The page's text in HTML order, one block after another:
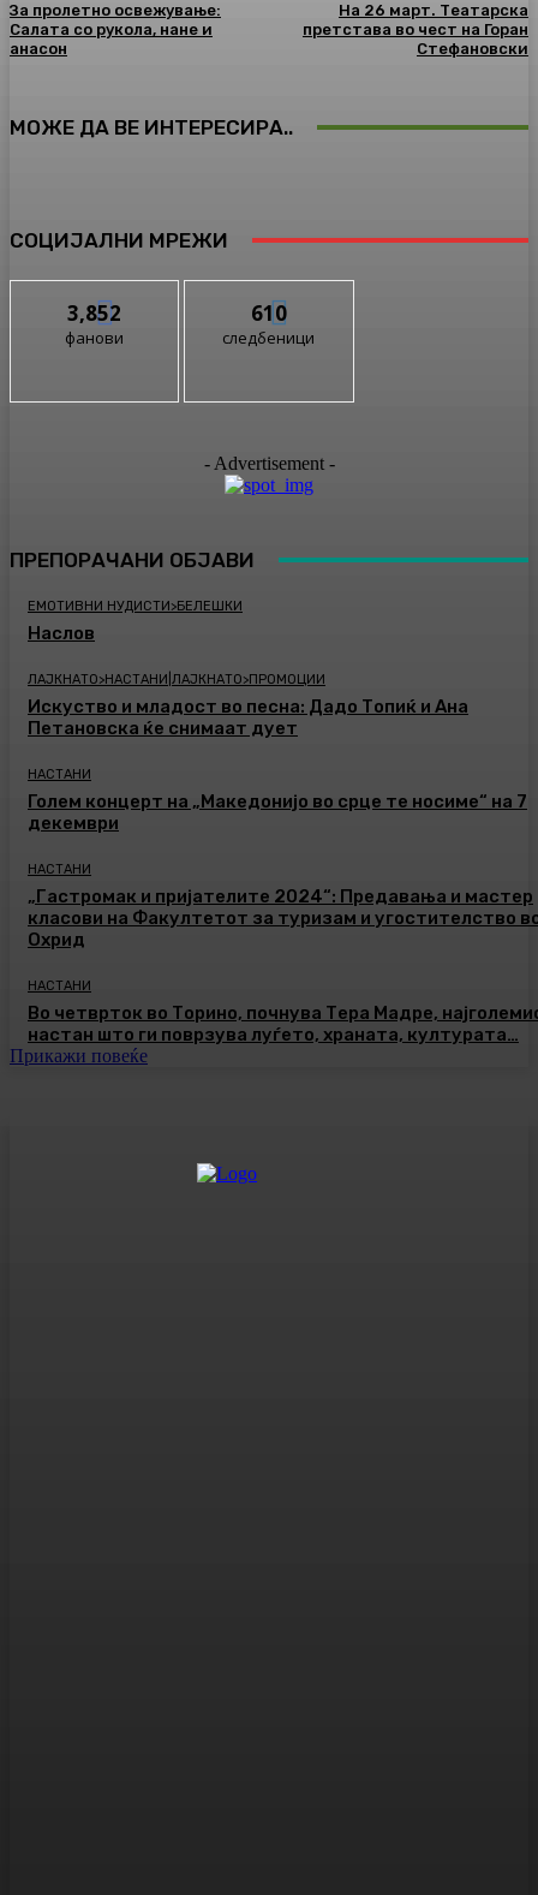
За пролетно освежување:
Салата со рукола, нане и
анасон
На 26 март. Театарска
претстава во чест на Горан
Стефановски
МОЖЕ ДА ВЕ ИНТЕРЕСИРА..
СОЦИЈАЛНИ МРЕЖИ
3,852
фанови
610
следбеници
- Advertisement -
ПРЕПОРАЧАНИ ОБЈАВИ
ЕМОТИВНИ НУДИСТИ>БЕЛЕШКИ
Наслов
ЛАЈКНАТО>НАСТАНИ|ЛАЈКНАТО>ПРОМОЦИИ
Искуство и младост во песна: Дадо Топиќ и Ана
Петановска ќе снимаат дует
НАСТАНИ
Голем концерт на „Македонијо во срце те носиме“ на 7
декември
НАСТАНИ
„Гастромак и пријателите 2024“: Предавања и мастер
класови на Факултетот за туризам и угостителство
Охрид
НАСТАНИ
Во четврток во Торино, почнува Тера Мадре,
настан што ги поврзува луѓето, храната, културата…
Прикажи повеќе